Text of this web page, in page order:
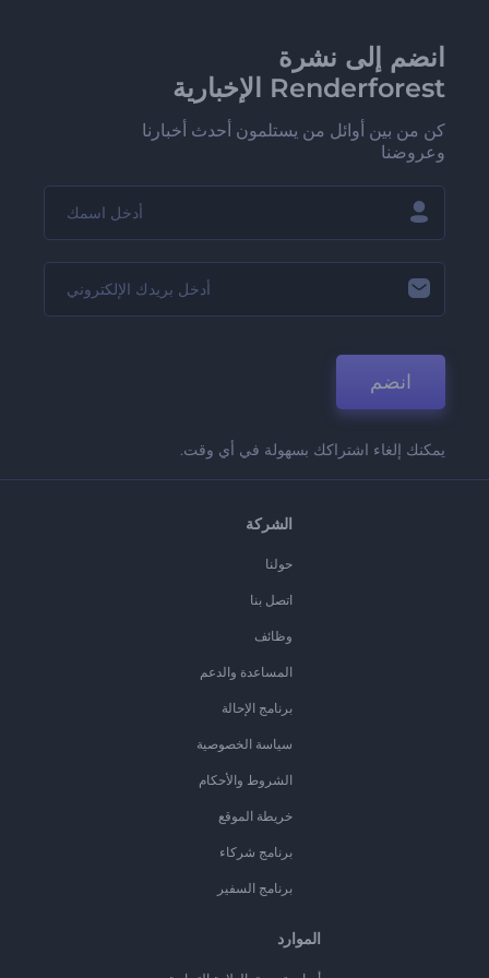
انضم إلى نشرة
Renderforest الإخبارية
كن من بين أوائل من يستلمون أحدث أخبارنا
وعروضنا
انضم
يمكنك إلغاء اشتراكك بسهولة في أي وقت.
الشركة
حولنا
اتصل بنا
وظائف
المساعدة والدعم
برنامج الإحالة
سياسة الخصوصية
الشروط والأحكام
خريطة الموقع
برنامج شركاء
برنامج السفير
الموارد